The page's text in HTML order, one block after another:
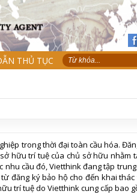
THỦ TỤC
trong thời đại toàn cầu hóa.
hữu trí tuệ của chủ sở hữu nhằm
cầu đó, Vietthink đang tập
đăng ký bảo hộ cho đến khai
trí tuệ do Vietthink cung cấp bao